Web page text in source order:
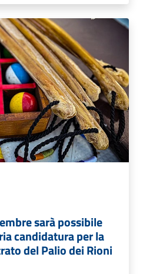
sarà possibile
candidatura per la
del Palio dei Rioni